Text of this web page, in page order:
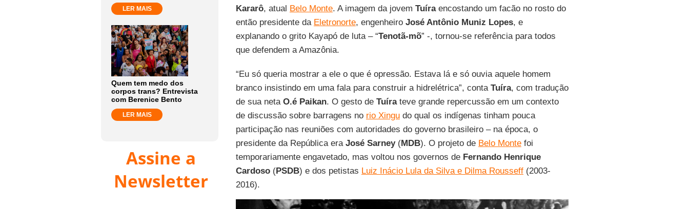
LER MAIS
Quem tem medo dos
corpos trans? Entrevista
com Berenice Bento
LER MAIS
Assine a
Newsletter
Kararô, atual Belo Monte. A imagem da jovem Tuíraencostando um facão no rosto do
então presidente da Eletronorte, engenheiro José Antônio Muniz Lopes, e
explanando o grito Kayapó de luta – “Tenotã-mõ” -, tornou-se referência para todos
que defendem a Amazônia.
“Eu só queria mostrar a ele o que é opressão. Estava lá e só ouvia aquele homem
branco insistindo em uma fala para construir a hidrelétrica”, conta Tuíra, com tradução
de sua neta O.é Paikan. O gesto de Tuírateve grande repercussão em um contexto
de discussão sobre barragens no rio Xingudo qual os indígenas tinham pouca
participação nas reuniões com autoridades do governo brasileiro – na época, o
presidente da República era José Sarney(MDB). O projeto de Belo Montefoi
temporariamente engavetado, mas voltou nos governos de Fernando Henrique
Cardoso(PSDB) e dos petistas Luiz Inácio Lula da Silva e Dilma Rousseff(2003-
2016).